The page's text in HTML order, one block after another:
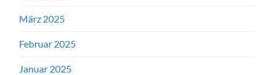
März 2025
Februar 2025
Januar 2025